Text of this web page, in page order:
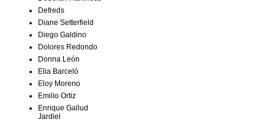
Defreds
Diane Setterfield
Diego Galdino
Dolores Redondo
Donna León
Elia Barceló
Eloy Moreno
Emilio Ortiz
Enrique Gallud
Jardiel